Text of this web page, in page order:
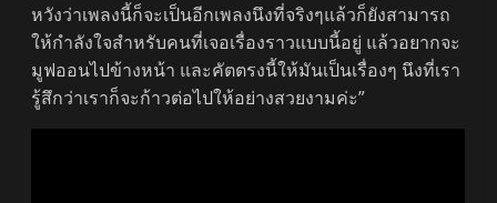
หวังว่าเพลงนี้ก็จะเป็นอีกเพลงนึงที่จริงๆแล้วก็ยังสามารถ
ให้กำลังใจสำหรับคนที่เจอเรื่องราวแบบนี้อยู่ แล้วอยากจะ
มูฟออนไปข้างหน้า และคัตตรงนี้ให้มันเป็นเรื่องๆ นึงที่เรา
รู้สึกว่าเราก็จะก้าวต่อไปให้อย่างสวยงามค่ะ”